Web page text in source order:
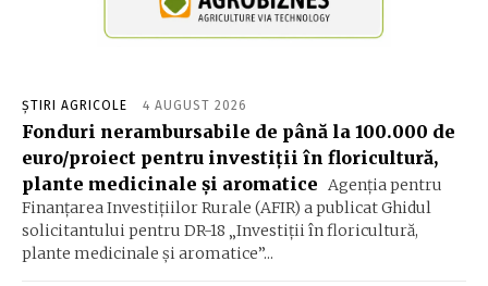
ȘTIRI AGRICOLE 4 AUGUST 2026
Fonduri nerambursabile de până la 100.000 de
euro/proiect pentru investiţii în floricultură,
plante medicinale şi aromatice Agenţia pentru
Finanţarea Investiţiilor Rurale (AFIR) a publicat Ghidul
solicitantului pentru DR-18 „Investiţii în floricultură,
plante medicinale şi aromatice”...